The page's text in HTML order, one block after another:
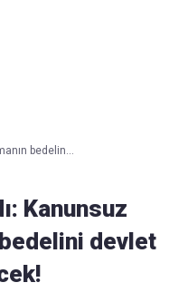
bedelin...
Kanunsuz
devlet